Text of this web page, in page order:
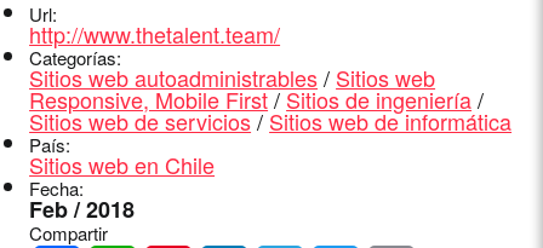
Url:
http://www.thetalent.team/
Categorías:
Sitios web autoadministrables/ Sitios web
Responsive, Mobile First/Sitios de ingeniería/
Sitios web de servicios/Sitios web de informática
País:
Sitios web en Chile
Fecha:
Feb / 2018
Compartir